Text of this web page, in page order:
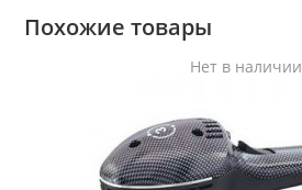
Похожие товары
Нет в наличии